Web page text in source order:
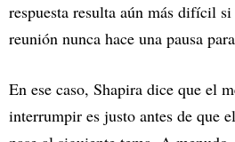
respuesta resulta aún más difícil
reunión nunca hace una pausa
En ese caso, Shapira dice que el
interrumpir es justo antes de que